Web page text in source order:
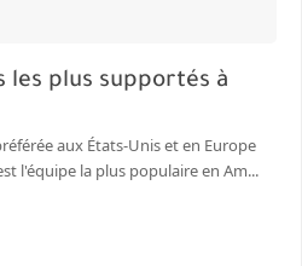
les plus supportés à
aux États-Unis et en Europe
l'équipe la plus populaire en Am...